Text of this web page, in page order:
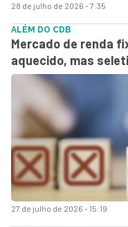
28 de julho de 2026 - 7:35
27 de julho de 2026 - 15:19
ALÉM DO CDB
Mercado de renda
aquecido, mas